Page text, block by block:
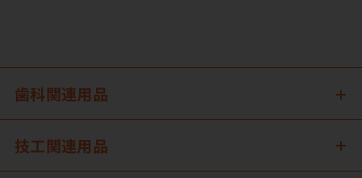
歯科関連用品
技工関連用品